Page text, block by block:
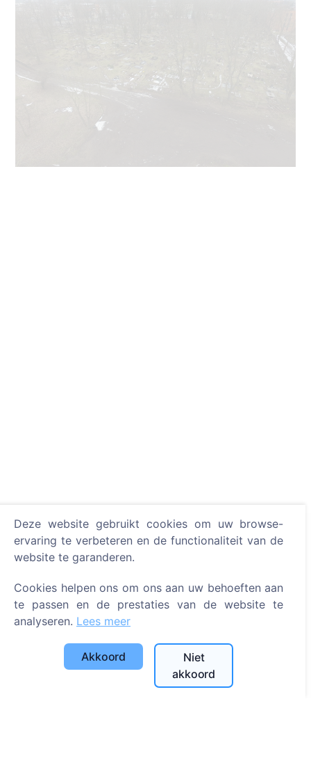
Informatie
Veelgestelde vragen
Betalingsbeleid
Deze website gebruikt cookies om uw browse-
ervaring te verbeteren en de functionaliteit van de
website te garanderen.
Cookies helpen ons om ons aan uw behoeften aan
te passen en de prestaties van de website te
analyseren. Lees meer
Akkoord
Niet
akkoord